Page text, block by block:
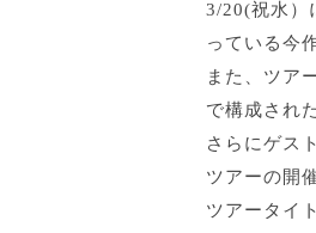
3/20(祝水）
っている今
また、ツア
で構成された
さらにゲス
ツアーの開
ツアータイ